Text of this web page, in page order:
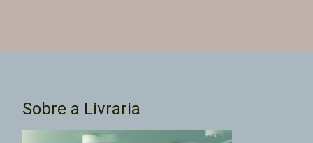
Sobre a Livraria